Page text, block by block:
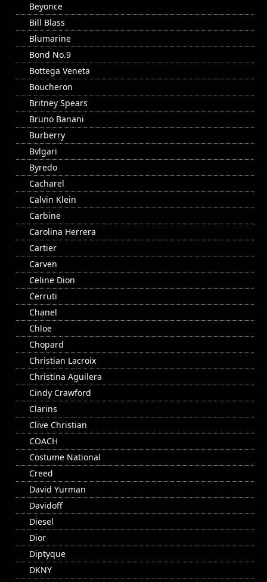
Beyonce
Bill Blass
Blumarine
Bond No.9
Bottega Veneta
Boucheron
Britney Spears
Bruno Banani
Burberry
Bvlgari
Byredo
Cacharel
Calvin Klein
Carbine
Carolina Herrera
Cartier
Carven
Celine Dion
Cerruti
Chanel
Chloe
Chopard
Christian Lacroix
Christina Aguilera
Cindy Crawford
Clarins
Clive Christian
COACH
Costume National
Creed
David Yurman
Davidoff
Diesel
Dior
Diptyque
DKNY